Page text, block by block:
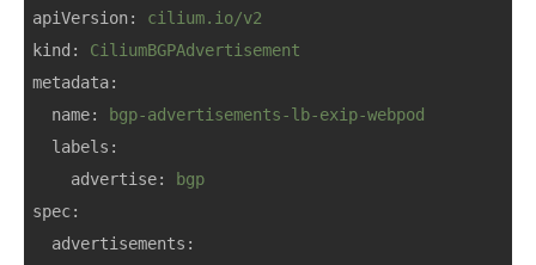
apiVersion:
cilium.io/v2
kind:
CiliumBGPAdvertisement
metadata:
name:
bgp-advertisements-lb-exip-webpod
labels:
advertise:
bgp
spec:
advertisements: